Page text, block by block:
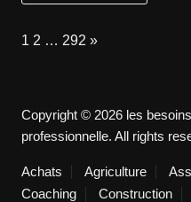
Page:
1 2 … 292 Next
»
Copyright © 2026 les
professionnelle. All rights
Achats Agriculture
Coaching
Construction